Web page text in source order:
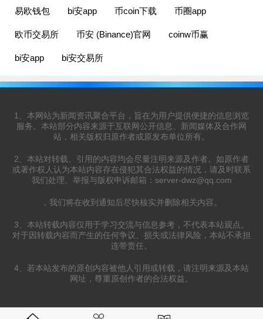
易欧钱包 bi安app 币coin下载 币圈app
欧币交易所 币安 (Binance)官网 coinw币赢
bi安app bi安交易所
1、本网站为新闻资讯聚合平台，旨在为用户提供便捷的信息浏览
服务。本站部分内容来源于互联网公开信息、新闻媒体及合作网
站，相关版权归原作者或原发布单位所有。
2、本站对转载、引用的内容均会尽量注明来源及作者。如原作者
或著作权人认为本站内容存在侵犯其合法权益的情况，请及时联系
我们处理。举报与版权申诉邮箱： server-dwz@qq.com
，我们将在收到通知后尽快核实并删除相关内容。
3、本站转载内容仅用于学习交流与信息参考，不代表本站观点。
对于因转载内容而产生的任何争议、损失或法律风险，本站不承担
连带责任。
4、若本站发布的原创内容被他人引用或转载，请注明来源及本站
网址，尊重原创作者的合法权益。